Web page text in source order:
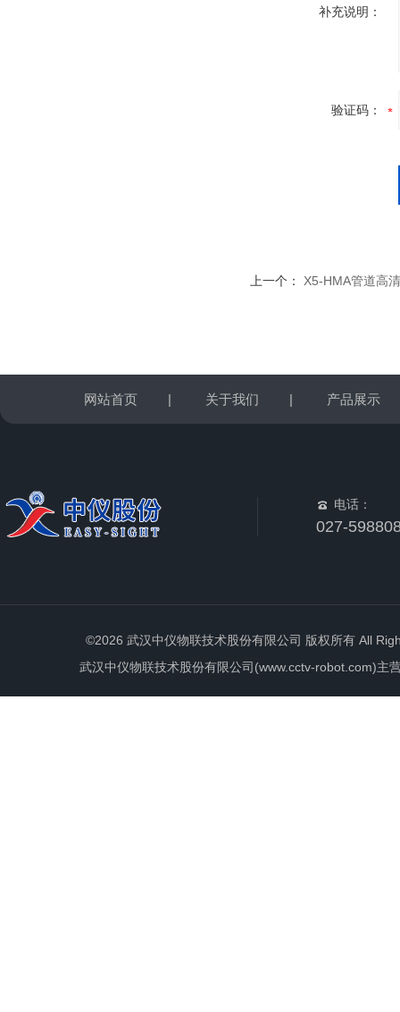
补充说明：
验证码：
上一个： X5-HMA管道高
网站首页 | 关于我们 | 产品展示
电话：
027-
©2026 武汉中仪物联技术股份有限公司 版权所有 All
武汉中仪物联技术股份有限公司(www.cctv-robot.com)主